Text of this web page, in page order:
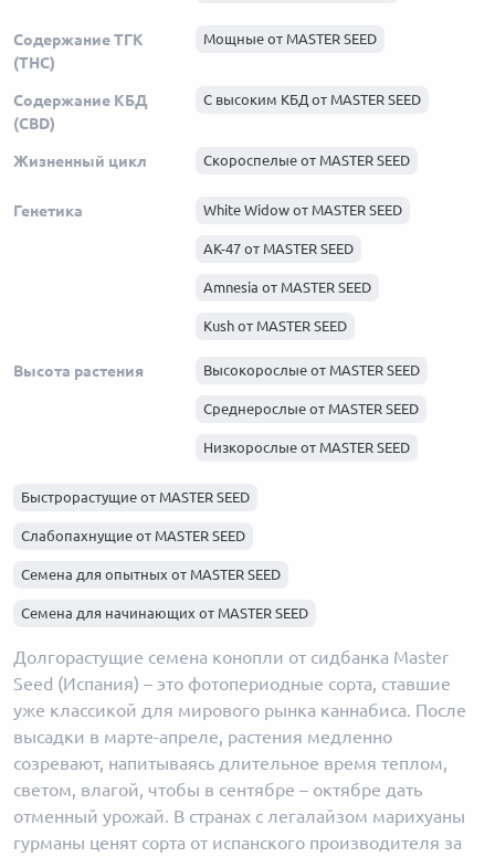
Содержание ТГК
(THC)
Мощные от MASTER SEED
Содержание КБД
(CBD)
С высоким КБД от MASTER SEED
Жизненный цикл Скороспелые от MASTER SEED
Генетика White Widow от MASTER SEED
AK-47 от MASTER SEED
Amnesia от MASTER SEED
Kush от MASTER SEED
Haze от MASTER SEED
Skunk от MASTER SEED
Афганка от MASTER SEED
Высота растения Высокорослые от MASTER SEED
Среднерослые от MASTER SEED
Низкорослые от MASTER SEED
Быстрорастущие от MASTER SEED
Слабопахнущие от MASTER SEED
Семена для опытных от MASTER SEED
Семена для начинающих от MASTER SEED
Долгорастущие от MASTER SEED
Долгорастущие семена конопли от сидбанка Master
Seed (Испания) – это фотопериодные сорта, ставшие
уже классикой для мирового рынка каннабиса. После
высадки в марте-апреле, растения медленно
созревают, напитываясь длительное время теплом,
светом, влагой, чтобы в сентябре – октябре дать
отменный урожай. В странах с легалайзом марихуаны
гурманы ценят сорта от испанского производителя за